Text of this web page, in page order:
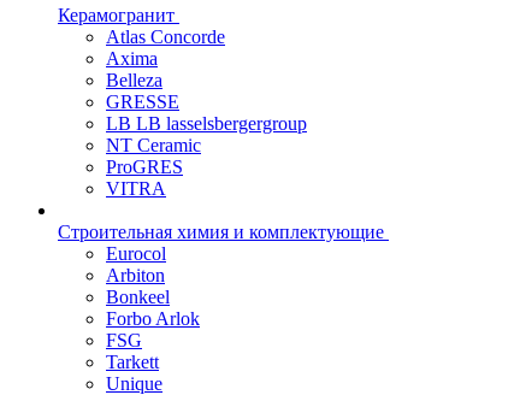
Керамогранит
Atlas Concorde
Axima
Belleza
GRESSE
LB LB lasselsbergergroup
NT Ceramic
ProGRES
VITRA
Строительная химия и комплектующие
Eurocol
Arbiton
Bonkeel
Forbo Arlok
FSG
Tarkett
Unique